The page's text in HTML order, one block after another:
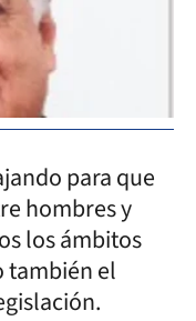
para que
hombres y
los ámbitos
también el